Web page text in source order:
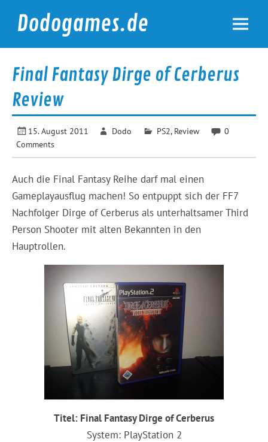
contentDodogames.de
Final Fantasy Dirge of Cerberus
Review
15. August 2011 Dodo PS2, Review
0
Comments
Auch die Final Fantasy Reihe darf mal einen
Gameplayausflug machen! So entpuppt sich der FF7
Nachfolger Dirge of Cerberus als unterhaltsamer Third
Person Shooter mit alten Bekannten in den
Hauptrollen.
Titel: Final Fantasy Dirge of Cerberus
System: PlayStation 2